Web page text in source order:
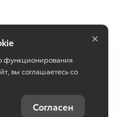
ОГРН
функционирования
вы соглашаетесь со
Согласен
×